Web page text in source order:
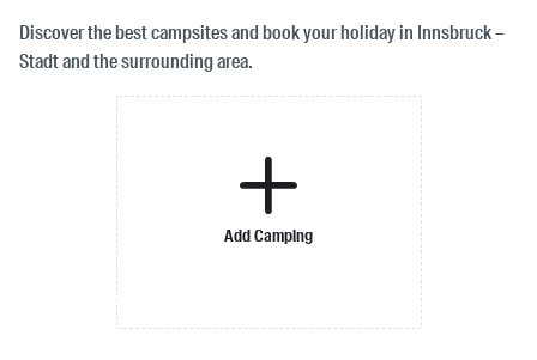
Discover the best campsites and book your holiday in Innsbruck –
Stadt and the surrounding area.
Add Camping